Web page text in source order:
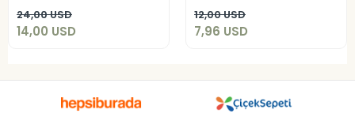
24,00 USD
14,00 USD
12,00 USD
7,96 USD